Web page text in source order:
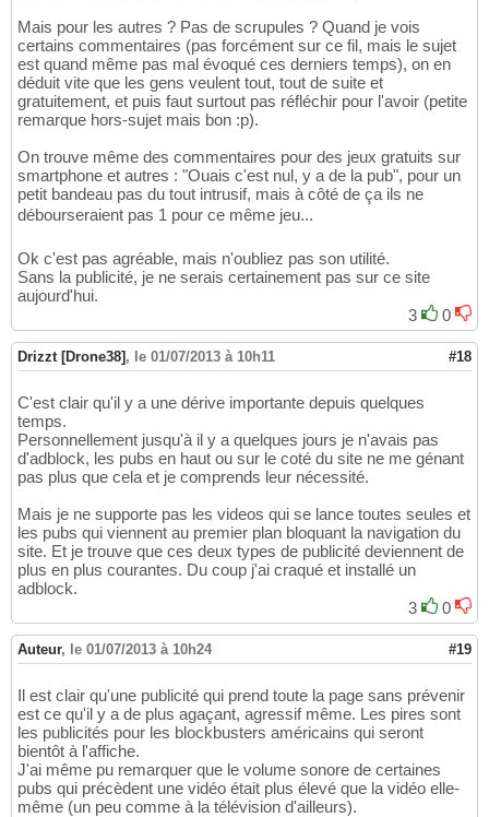
Mais pour les autres ? Pas de scrupules ? Quand je vois
certains commentaires (pas forcément sur ce fil, mais le sujet
est quand même pas mal évoqué ces derniers temps), on en
déduit vite que les gens veulent tout, tout de suite et
gratuitement, et puis faut surtout pas réfléchir pour l'avoir (petite
remarque hors-sujet mais bon :p).
On trouve même des commentaires pour des jeux gratuits sur
smartphone et autres : "Ouais c'est nul, y a de la pub", pour un
petit bandeau pas du tout intrusif, mais à côté de ça ils ne
débourseraient pas 1 pour ce même jeu...
Ok c'est pas agréable, mais n'oubliez pas son utilité.
Sans la publicité, je ne serais certainement pas sur ce site
aujourd'hui.
3
0
Drizzt [Drone38] , le 01/07/2013 à 10h11 #18
C'est clair qu'il y a une dérive importante depuis quelques
temps.
Personnellement jusqu'à il y a quelques jours je n'avais pas
d'adblock, les pubs en haut ou sur le coté du site ne me génant
pas plus que cela et je comprends leur nécessité.
Mais je ne supporte pas les videos qui se lance toutes seules et
les pubs qui viennent au premier plan bloquant la navigation du
site. Et je trouve que ces deux types de publicité deviennent de
plus en plus courantes. Du coup j'ai craqué et installé un
adblock.
3
0
Auteur, le 01/07/2013 à 10h24 #19
Il est clair qu'une publicité qui prend toute la page sans prévenir
est ce qu'il y a de plus agaçant, agressif même. Les pires sont
les publicités pour les blockbusters américains qui seront
bientôt à l'affiche.
J'ai même pu remarquer que le volume sonore de certaines
pubs qui précèdent une vidéo était plus élevé que la vidéo elle-
même (un peu comme à la télévision d'ailleurs).